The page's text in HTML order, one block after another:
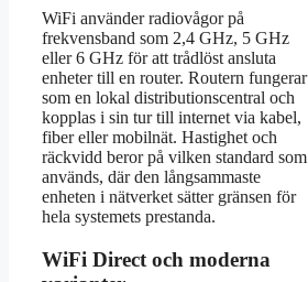
WiFi använder radiovågor på
frekvensband som 2,4 GHz, 5 GHz
eller 6 GHz för att trådlöst ansluta
enheter till en router. Routern fungerar
som en lokal distributionscentral och
kopplas i sin tur till internet via kabel,
fiber eller mobilnät. Hastighet och
räckvidd beror på vilken standard som
används, där den långsammaste
enheten i nätverket sätter gränsen för
hela systemets prestanda.
WiFi Direct och moderna